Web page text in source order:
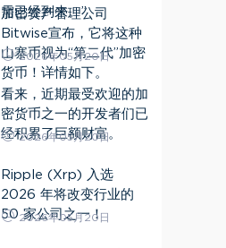
需已经到来。”
加密资产管理公司
Bitwise宣布，它将这种
山寨币视为“第二代”加密
货币！详情如下。
2026年05月20日
看来，近期最受欢迎的加
密货币之一的开发者们已
经积累了巨额财富。
2026年05月20日
Ripple (Xrp) 入选
2026 年将改变行业的
50 家公司之一！
2026年05月20日